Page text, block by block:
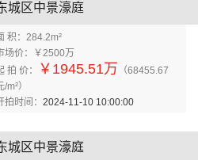
城区中景濠庭
积：284.2m²
场价：￥2500万
拍 价：
￥1945.51万
（68455.67
/m²）
拍时间：2024-11-10 10:00:00
城区中景濠庭